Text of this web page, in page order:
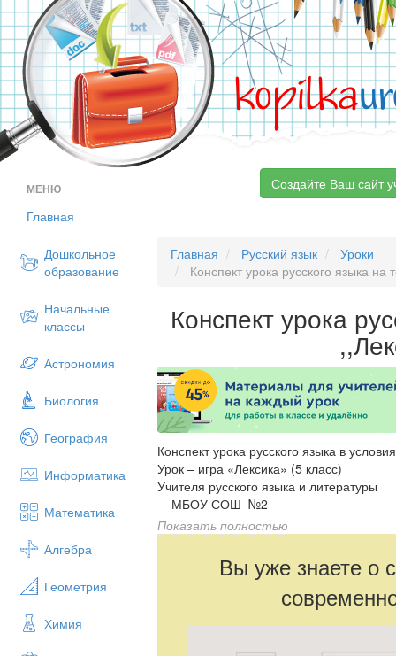
kopilka
МЕНЮ
Главная
Дошкольное
образование
Начальные
классы
Астрономия
Биология
География
Информатика
Математика
Алгебра
Геометрия
Химия
Создайте Ваш сайт
Главная Русский язык
Уроки
Конспект урока русского языка на
Конспект урока
Конспект урока русского языка в
Урок – игра «Лексика» (5 класс)
Учителя русского языка и литературы
МБОУ СОШ №2
Комогорова Н. В.
Тип урока: обобщение и
Форма урока: урок - игра.
Метод: комбинированный, игровой.
Модель обучения: базовая (5 класс – 6
Реализуемая программа: составлена
языку для общеобразовательных
Показать полностью
Вы уже знаете о